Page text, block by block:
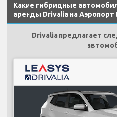
Какие гибридные
аренды Drivalia на Аэропорт
Drivalia предлагает